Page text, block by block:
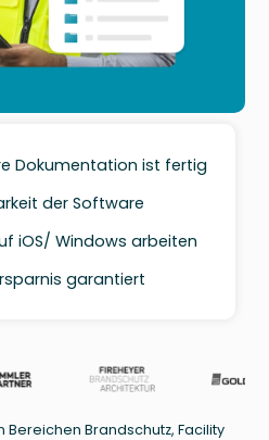
Dokumentation ist fertig
der Software
iOS/ Windows arbeiten
garantiert
Bereichen Brandschutz, Facility